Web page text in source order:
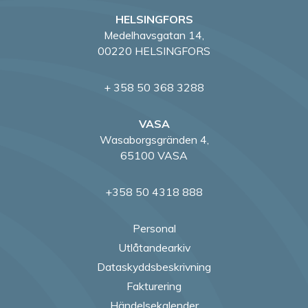
HELSINGFORS
Medelhavsgatan 14,
00220 HELSINGFORS
+ 358 50 368 3288
VASA
Wasaborgsgränden 4,
65100 VASA
+358 50 4318 888
Personal
Utlåtandearkiv
Dataskyddsbeskrivning
Fakturering
Händelsekalender